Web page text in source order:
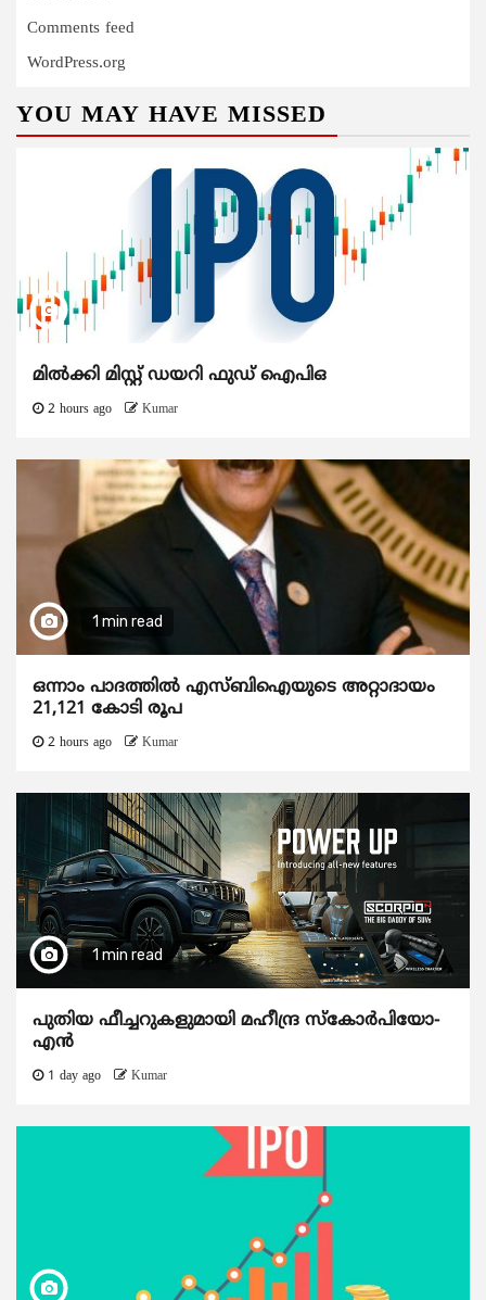
Comments feed
WordPress.org
YOU MAY HAVE MISSED
മിൽക്കി മിസ്റ്റ് ഡയറി ഫുഡ് ഐപിഒ
2 hours ago Kumar
1 min read
ഒന്നാം പാദത്തിൽ എസ്ബിഐയുടെ അറ്റാദായം
21,121 കോടി രൂപ
2 hours ago Kumar
1 min read
പുതിയ ഫീച്ചറുകളുമായി മഹീന്ദ്ര സ്കോർപിയോ-
എൻ
1 day ago Kumar